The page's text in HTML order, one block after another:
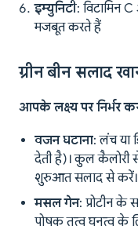
इम्युनिटी: विटामिन
मजबूत करते हैं
ग्रीन बीन सलाद
आपके लक्ष्य पर निर्भर
वजन घटाना: लंच या
देती है)। कुल
शुरुआत सलाद से करें।
मसल गेन: प्रोटीन
पोषक तत्व घनत्व के